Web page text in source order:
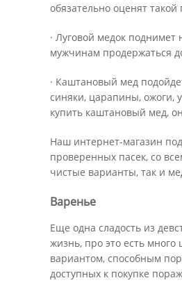
обязательно оценят такой
· Луговой медок
мужчинам продержаться
· Каштановый мед
синяки, царапины,
купить каштановый мед,
Наш интернет-магазин
проверенных пасек, со
чистые варианты, так и
Варенье
Еще одна сладость из
жизнь, про это есть
вариантом, способным
доступных к покупке